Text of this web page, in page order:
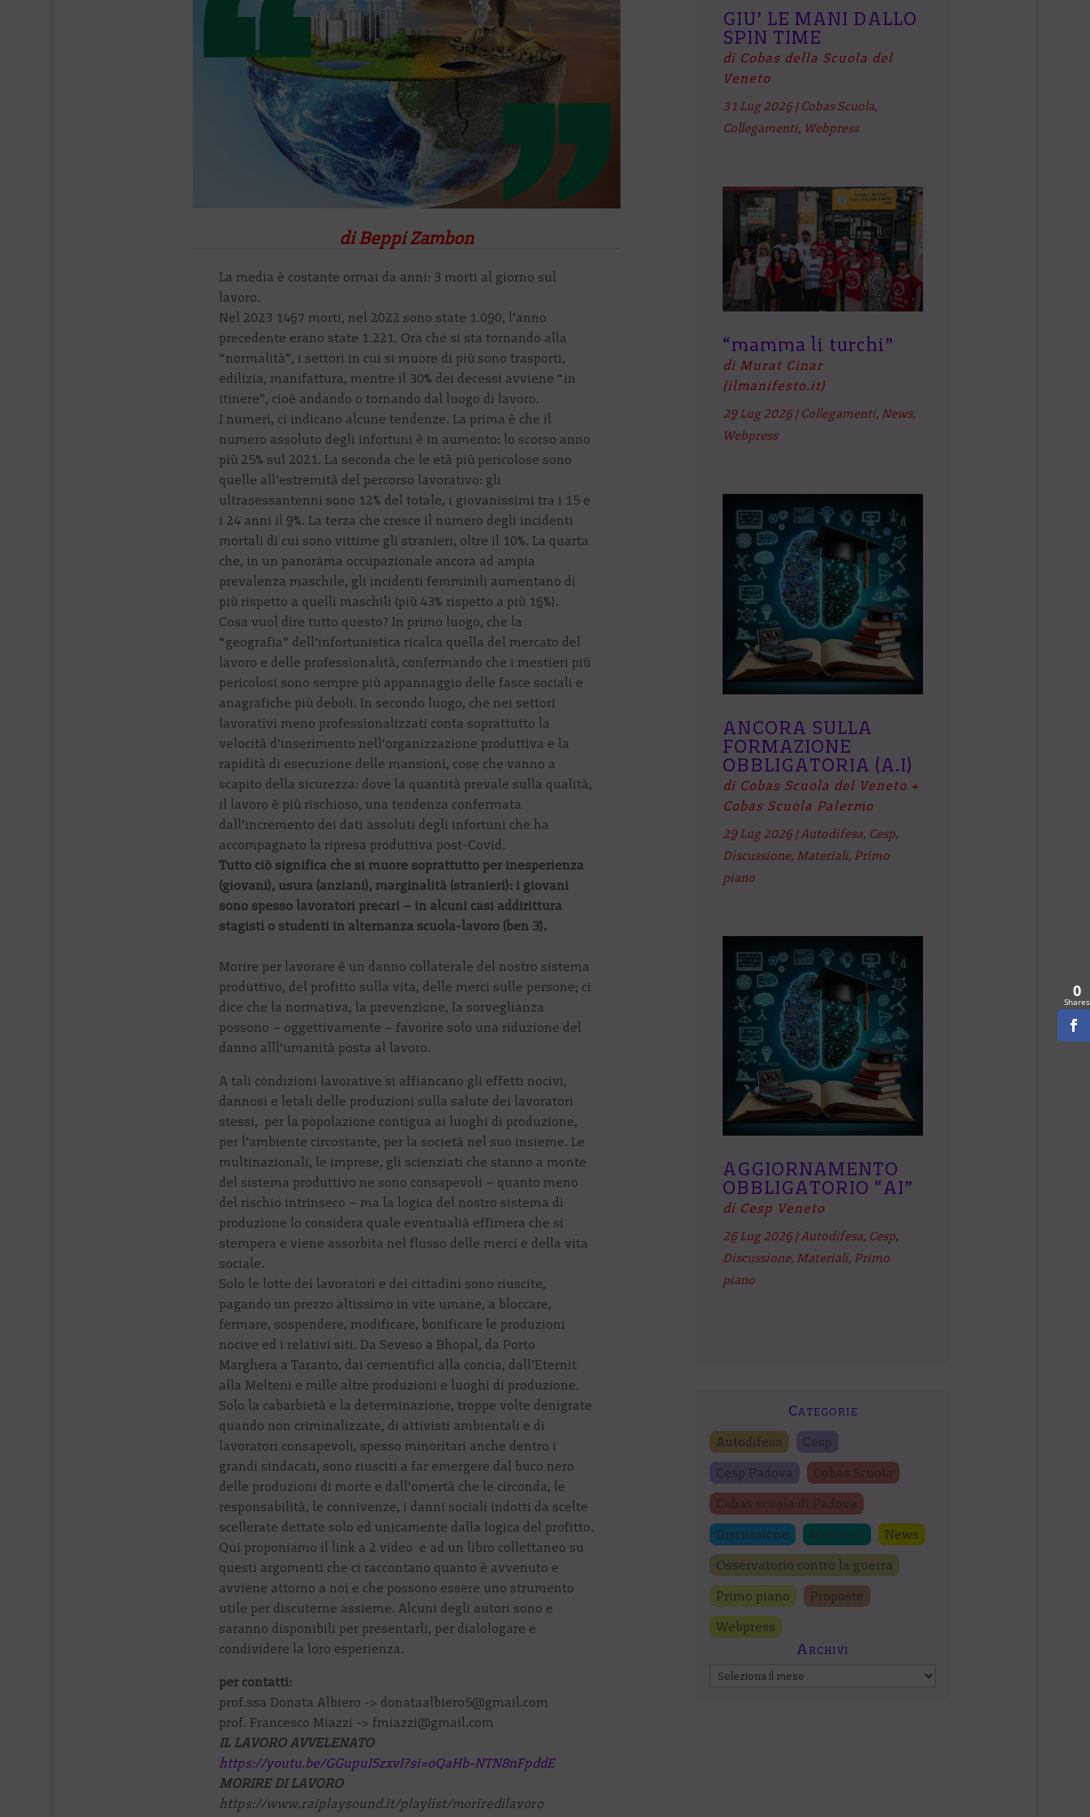
di Beppi Zambon
La media è costante ormai da anni: 3 morti al giorno sul
lavoro.
Nel 2023 1467 morti, nel 2022 sono state 1.090, l’anno
precedente erano state 1.221. Ora che si sta tornando alla
“normalità”, i settori in cui si muore di più sono trasporti,
edilizia, manifattura, mentre il 30% dei decessi avviene “in
itinere”, cioè andando o tornando dal luogo di lavoro.
I numeri, ci indicano alcune tendenze. La prima è che il
numero assoluto degli infortuni è in aumento: lo scorso anno
più 25% sul 2021. La seconda che le età più pericolose sono
quelle all’estremità del percorso lavorativo: gli
ultrasessantenni sono 12% del totale, i giovanissimi tra i 15 e
i 24 anni il 9%. La terza che cresce il numero degli incidenti
mortali di cui sono vittime gli stranieri, oltre il 10%. La quarta
che, in un panorama occupazionale ancora ad ampia
prevalenza maschile, gli incidenti femminili aumentano di
più rispetto a quelli maschili (più 43% rispetto a più 16%).
Cosa vuol dire tutto questo? In primo luogo, che la
“geografia” dell’infortunistica ricalca quella del mercato del
lavoro e delle professionalità, confermando che i mestieri più
pericolosi sono sempre più appannaggio delle fasce sociali e
anagrafiche più deboli. In secondo luogo, che nei settori
lavorativi meno professionalizzati conta soprattutto la
velocità d’inserimento nell’organizzazione produttiva e la
rapidità di esecuzione delle mansioni, cose che vanno a
scapito della sicurezza: dove la quantità prevale sulla qualità,
il lavoro è più rischioso, una tendenza confermata
dall’incremento dei dati assoluti degli infortuni che ha
accompagnato la ripresa produttiva post-Covid.
Tutto ciò significa che si muore soprattutto per inesperienza
(giovani), usura (anziani), marginalità (stranieri): i giovani
sono spesso lavoratori precari – in alcuni casi addirittura
stagisti o studenti in alternanza scuola-lavoro (ben 3).
Morire per lavorare è un danno collaterale del nostro sistema
produttivo, del profitto sulla vita, delle merci sulle persone; ci
dice che la normativa, la prevenzione, la sorveglianza
possono – oggettivamente – favorire solo una riduzione del
danno alll’umanità posta al lavoro.
A tali condizioni lavorative si affiancano gli effetti nocivi,
dannosi e letali delle produzioni sulla salute dei lavoratori
stessi, per la popolazione contigua ai luoghi di produzione,
per l’ambiente circostante, per la società nel suo insieme. Le
multinazionali, le imprese, gli scienziati che stanno a monte
del sistema produttivo ne sono consapevoli – quanto meno
del rischio intrinseco – ma la logica del nostro sistema di
produzione lo considera quale eventualià effimera che si
stempera e viene assorbita nel flusso delle merci e della vita
sociale.
Solo le lotte dei lavoratori e dei cittadini sono riuscite,
pagando un prezzo altissimo in vite umane, a bloccare,
fermare, sospendere, modificare, bonificare le produzioni
nocive ed i relativi siti. Da Seveso a Bhopal, da Porto
Marghera a Taranto, dai cementifici alla concia, dall’Eternit
alla Melteni e mille altre produzioni e luoghi di produzione.
Solo la cabarbietà e la determinazione, troppe volte denigrate
quando non criminalizzate, di attivisti ambientali e di
lavoratori consapevoli, spesso minoritari anche dentro i
grandi sindacati, sono riusciti a far emergere dal buco nero
delle produzioni di morte e dall’omertà che le circonda, le
responsabilità, le connivenze, i danni sociali indotti da scelte
scellerate dettate solo ed unicamente dalla logica del profitto.
Qui proponiamo il link a 2 video e ad un libro collettaneo su
questi argomenti che ci raccontano quanto è avvenuto e
avviene attorno a noi e che possono essere uno strumento
utile per discuterne assieme. Alcuni degli autori sono e
saranno disponibili per presentarli, per dialologare e
condividere la loro esperienza.
per contatti:
prof.ssa Donata Albiero -> donataalbiero5@gmail.com
prof. Francesco Miazzi -> fmiazzi@gmail.com
IL LAVORO AVVELENATO
https://youtu.be/GGupuISzxvI?si=oQaHb-NTN8nFpddE
MORIRE DI LAVORO
https://www.raiplaysound.it/playlist/moriredilavoro
GIU’ LE MANI DALLO
SPIN TIME
di Cobas della Scuola del
Veneto
31 Lug 2026| Cobas Scuola,
Collegamenti, Webpress
“mamma li turchi”
di Murat Cinar
(ilmanifesto.it)
29 Lug 2026| Collegamenti, News,
Webpress
ANCORA SULLA
FORMAZIONE
OBBLIGATORIA (A.I)
di Cobas Scuola del Veneto +
Cobas Scuola Palermo
29 Lug 2026|Autodifesa, Cesp,
Discussione, Materiali, Primo
piano
AGGIORNAMENTO
OBBLIGATORIO “AI”
di Cesp Veneto
26 Lug 2026|Autodifesa, Cesp,
Discussione, Materiali, Primo
piano
Categorie
Autodifesa
Cesp
Cesp Padova
Cobas Scuola
Cobas scuola di Padova
Discussione
Materiali
News
Osservatorio contro la guerra
Primo piano
Proposte
Webpress
Archivi
Archivi
0
Shares